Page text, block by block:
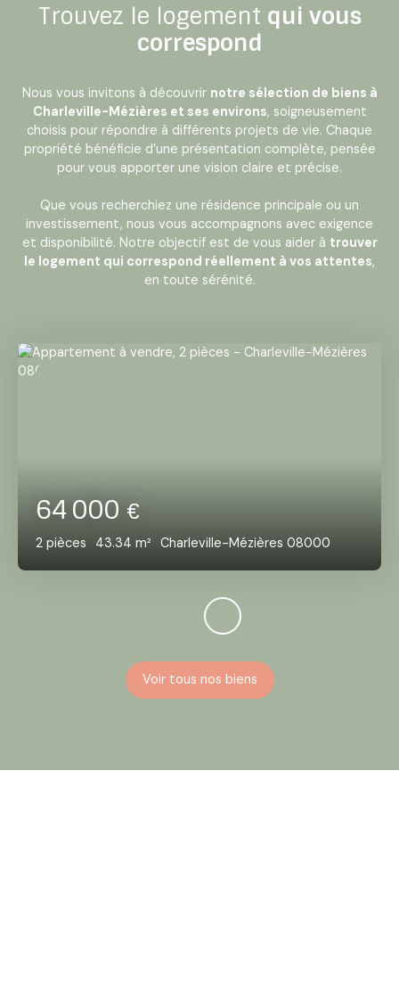
Trouvez le logement qui vous
correspond
Nous vous invitons à découvrir notre sélection de biens à
Charleville-Mézières et ses environs, soigneusement
choisis pour répondre à différents projets de vie. Chaque
propriété bénéficie d’une présentation complète, pensée
pour vous apporter une vision claire et précise.
Que vous recherchiez une résidence principale ou un
investissement, nous vous accompagnons avec exigence
et disponibilité. Notre objectif est de vous aider à trouver
le logement qui correspond réellement à vos attentes,
en toute sérénité.
64 000 €
2 pièces 43.34 m² Charleville-Mézières 08000
Voir tous nos biens